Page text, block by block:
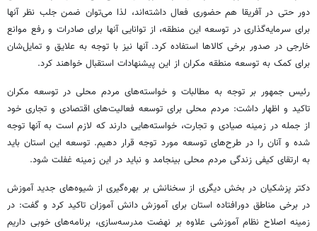
دور حتی در آفریقا هم حضوری فعال داشته‌اند، لذا می‌توان ضمن جلب نظر آنها
برای سرمایه‌گذاری در توسعهاین منطقه، از توانایی آنها برای صادرات و رفع موانع
خارجی در صدور برخی کالاها استفاده کرد. آنها نیز با توجه به علایق و تمایل‌شان
برای کمک به توسعه منطقه مکران از این پیشنهادات استقبال خواهند کرد.
رئیس جمهور بر توجه به مطالبات و خواسته‌های مردم محلی در توسعه مکران
تاکید و اظهار داشت: مردم محلی برای توسعهفعالیت‌های اقتصادی و تجاری خود
از جمله در زمینه صیادی و تجارت، خواسته‌هایی دارند که لازم است به آنها توجه
شده و آنان را در طرح‌هایتوسعه مورد توجه قرار دهیم. توسعهاین استان باید
به ارتقای کیفی زندگی مردم محلی بینجامد و نباید در این زمینه غفلت شود.
دکتر پزشکیان در بخش دیگری از سخنانش بر بهره‌گیری از شیوه‌های جدید آموزش
در برخی مناطق دورافتاده استان برای آموزش دانش آموزانتاکید کرد و گفت: در
زمینه اصلاح نظام آموزشی علاوه بر نهضت مدرسه‌سازی، برنامه‌های خوبی داریم